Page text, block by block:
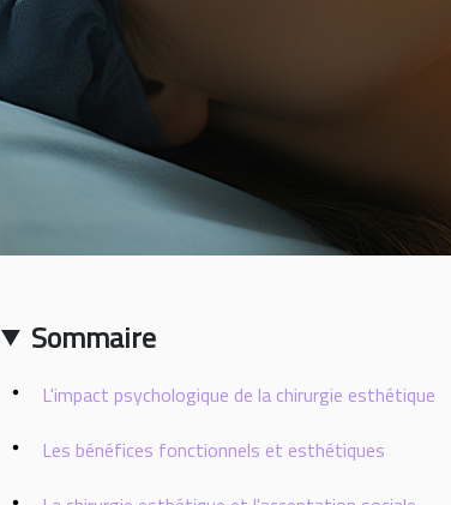
Sommaire
L'impact psychologique de la chirurgie esthétique
Les bénéfices fonctionnels et esthétiques